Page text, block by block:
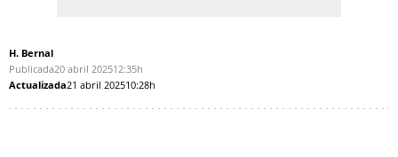
H. Bernal
Publicada20 abril 202512:35h
Actualizada21 abril 202510:28h